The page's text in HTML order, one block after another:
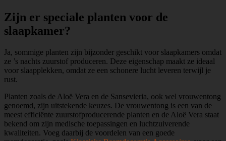
Zijn er speciale planten voor de
slaapkamer?
Ja, sommige planten zijn bijzonder geschikt voor slaapkamers omdat
ze ’s nachts zuurstof produceren. Deze eigenschap maakt ze ideaal
voor slaapplekken, omdat ze een schonere lucht leveren terwijl je
rust.
Planten zoals de Aloë Vera en de Sansevieria, ook wel vrouwentong
genoemd, zijn uitstekende keuzes. De vrouwentong is een van de
meest efficiënte zuurstofproducerende planten en de Aloë Vera staat
bekend om zijn medische toepassingen en luchtzuiverende
kwaliteiten. Voeg daarbij de voordelen van een goede